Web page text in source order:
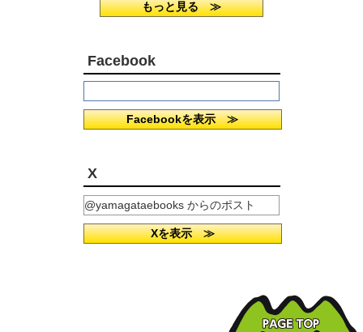
もっと見る ≫
Facebook
Facebookを表示 ≫
X
@yamagataebooks からのポスト
Xを表示 ≫